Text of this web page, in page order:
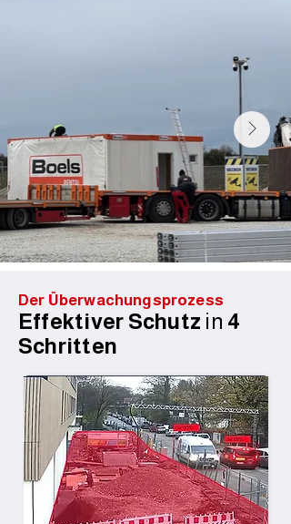
Der Überwachungsprozess
Effektiver Schutz in 4
Schritten